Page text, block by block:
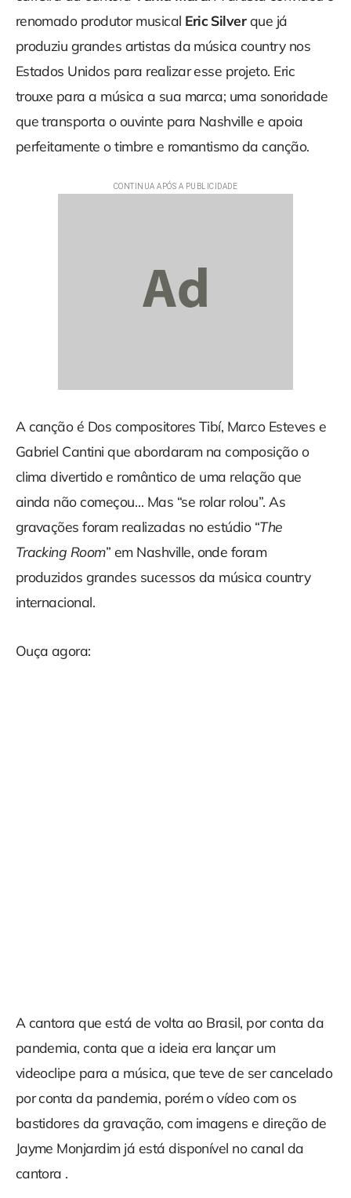
renomado produtor musical Eric Silverque já
produziu grandes artistas da música country nos
Estados Unidos para realizar esse projeto. Eric
trouxe para a música a sua marca; uma sonoridade
que transporta o ouvinte para Nashville e apoia
perfeitamente o timbre e romantismo da canção.
A canção é Dos compositores Tibí, Marco Esteves e
Gabriel Cantini que abordaram na composição o
clima divertido e romântico de uma relação que
ainda não começou… Mas “se rolar rolou”. As
gravações foram realizadas no estúdio “The
Tracking Room” em Nashville, onde foram
produzidos grandes sucessos da música country
internacional.
Ouça agora:
A cantora que está de volta ao Brasil, por conta da
pandemia, conta que a ideia era lançar um
videoclipe para a música, que teve de ser cancelado
por conta da pandemia, porém o vídeo com os
bastidores da gravação, com imagens e direção de
Jayme Monjardim já está disponível no canal da
cantora .